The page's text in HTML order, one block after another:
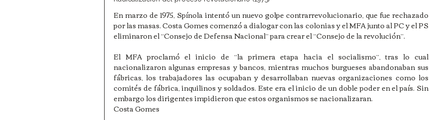
En marzo de 1975, Spínola intentó un nuevo golpe contrarrevolucionario, que fue rechazado
por las masas. Costa Gomes comenzó a dialogar con las colonias y el MFA junto al PC y el PS
eliminaron el “Consejo de Defensa Nacional” para crear el “Consejo de la revolución”.
El MFA proclamó el inicio de “la primera etapa hacia el socialismo”, tras lo cual
nacionalizaron algunas empresas y bancos, mientras muchos burgueses abandonaban sus
fábricas, los trabajadores las ocupaban y desarrollaban nuevas organizaciones como los
comités de fábrica, inquilinos y soldados. Este era el inicio de un doble poder en el país. Sin
embargo los dirigentes impidieron que estos organismos se nacionalizaran.
Costa Gomes